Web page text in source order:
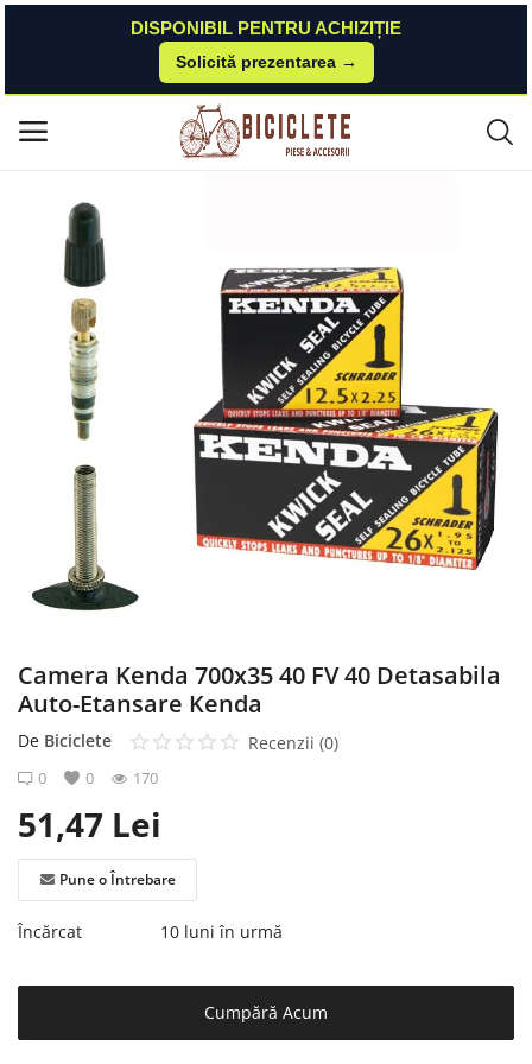
DISPONIBIL PENTRU ACHIZIȚIE
Solicită prezentarea →
Meniu principal
Acasă
Listă de dorințe
Contact
Autentificare
Înregistrare
Anvelope-camere
Camera Kenda 700x35 40 FV 40 Detasabila Auto-Etansare Kenda
Camera Kenda 700x35 40 FV 40 Detasabila
Auto-Etansare Kenda
De Biciclete Recenzii (0)
0 0 170
51,47 Lei
Pune o Întrebare
Încărcat 10 luni în urmă
Cumpără Acum